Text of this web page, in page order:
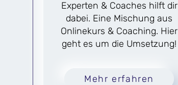
Experten & Coaches hilft dir
dabei. Eine Mischung aus
Onlinekurs & Coaching. Hier
geht es um die Umsetzung!
Mehr erfahren